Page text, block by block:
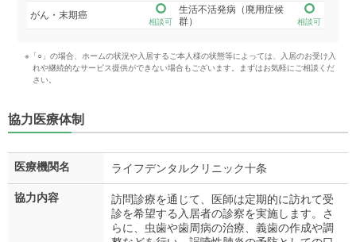
がん・末期癌
相談可
生活不活発病（廃用症候
群）
相談可
※「○」の場合、ホームの状況や入居するご本人様の状態等によっては、入居のお受け入
れや継続的なサービス提供ができない場合もございます。まずはお気軽にご相談くだ
さい。
協力医療体制
医療機関名 ライフデンタルクリニック十条
協力内容
訪問診療を通じて、医師は定期的に訪れて受
診を希望する入居者の診察を実施します。さ
らに、虫歯や歯周病の治療、義歯の作成や調